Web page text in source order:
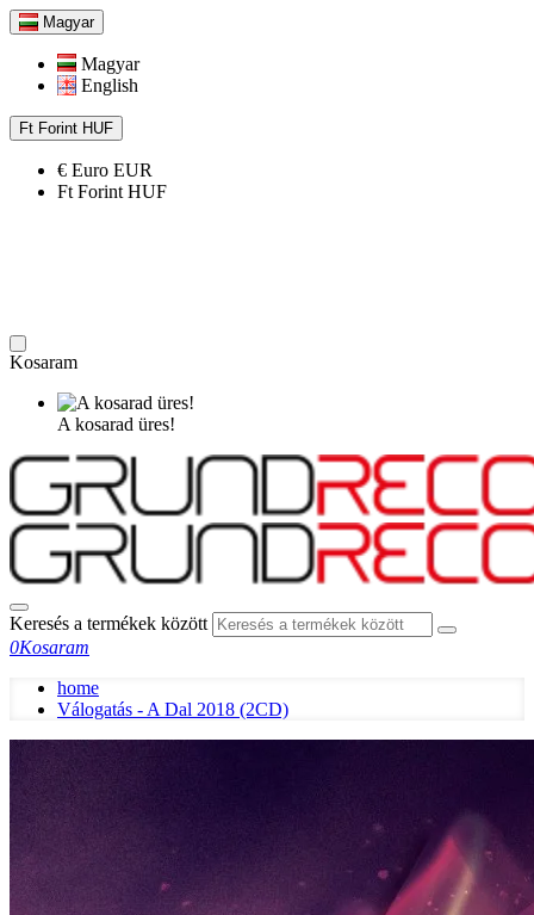
Magyar
Magyar
English
Ft Forint HUF
€ Euro EUR
Ft Forint HUF
Kosaram
A kosarad üres!
Keresés a termékek között
0Kosaram
home
Válogatás - A Dal 2018 (2CD)